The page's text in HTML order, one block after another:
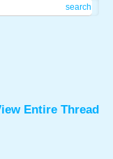
search
Entire Thread